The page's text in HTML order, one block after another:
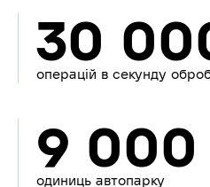
30
операцій в секунду
9 000
одиниць автопарку